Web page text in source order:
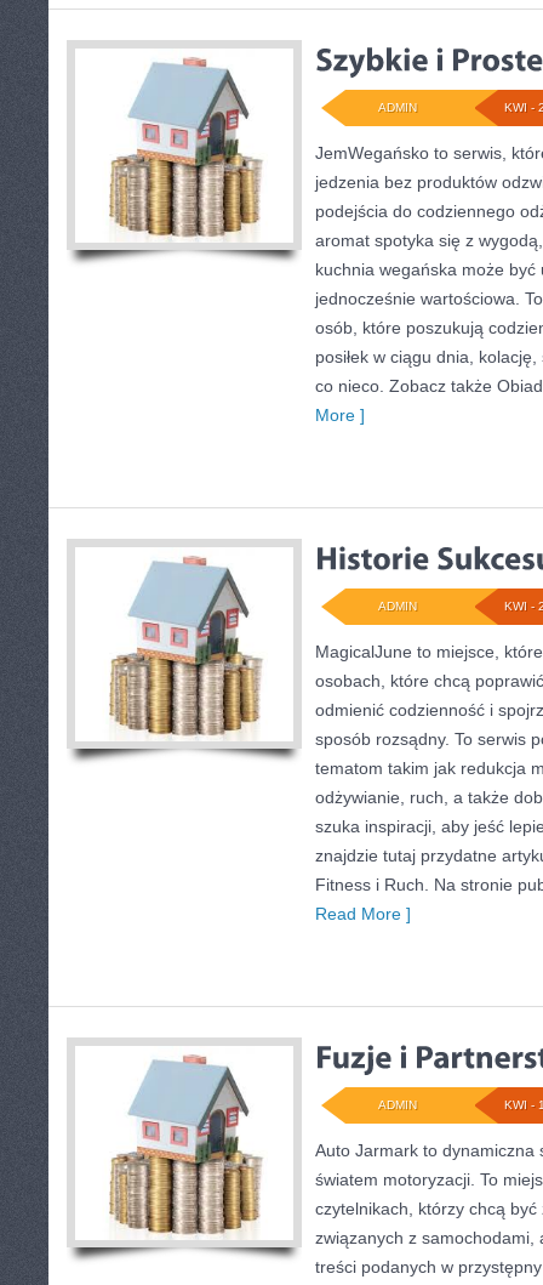
KWI -
ADMIN
JemWegańsko to serwis,
jedzenia bez produktów
podejścia do codziennego
aromat spotyka się z
kuchnia wegańska może
jednocześnie wartościowa.
osób, które poszukują
posiłek w ciągu dnia, kolację,
co nieco. Zobacz także
More ]
KWI -
ADMIN
MagicalJune to miejsce,
osobach, które chcą
odmienić codzienność i
sposób rozsądny. To serwis
tematom takim jak redukcja
odżywianie, ruch, a także
szuka inspiracji, aby jeść
znajdzie tutaj przydatne
Fitness i Ruch. Na stronie
Read More ]
KWI -
ADMIN
Auto Jarmark to dynamiczna
światem motoryzacji. To
czytelnikach, którzy chcą
związanych z samochodami,
treści podanych w